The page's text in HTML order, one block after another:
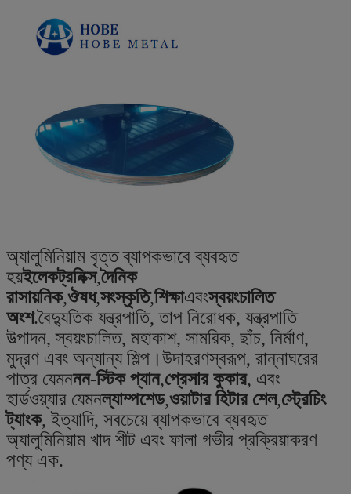
অ্যালুমিনিয়াম বৃত্ত ব্যাপকভাবে ব্যবহৃত
হয়ইলেকট্রনিক্স,দৈনিক
রাসায়নিক,ঔষধ,সংস্কৃতি,শিক্ষাএবংস্বয়ংচালিত
অংশ.বৈদ্যুতিক যন্ত্রপাতি, তাপ নিরোধক, যন্ত্রপাতি
উত্পাদন, স্বয়ংচালিত, মহাকাশ, সামরিক, ছাঁচ, নির্মাণ,
মুদ্রণ এবং অন্যান্য শিল্প।উদাহরণস্বরূপ, রান্নাঘরের
পাত্র যেমননন-স্টিক প্যান,প্রেসার কুকার, এবং
হার্ডওয়্যার যেমনল্যাম্পশেড,ওয়াটার হিটার শেল,স্ট্রেচিং
ট্যাংক, ইত্যাদি, সবচেয়ে ব্যাপকভাবে ব্যবহৃত
অ্যালুমিনিয়াম খাদ শীট এবং ফালা গভীর প্রক্রিয়াকরণ
পণ্য এক.